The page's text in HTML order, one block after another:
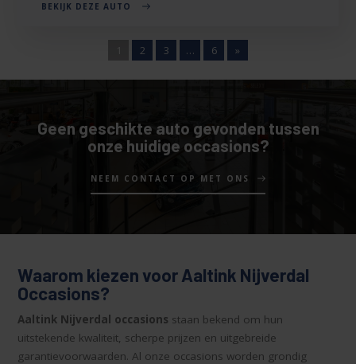
BEKIJK DEZE AUTO
2 3 … 6 »
Geen geschikte auto gevonden tussen
onze huidige occasions?
NEEM CONTACT OP MET ONS
Waarom kiezen voor Aaltink Nijverdal
Occasions?
Aaltink Nijverdal occasions staan bekend om hun
uitstekende kwaliteit, scherpe prijzen en uitgebreide
garantievoorwaarden. Al onze occasions worden grondig